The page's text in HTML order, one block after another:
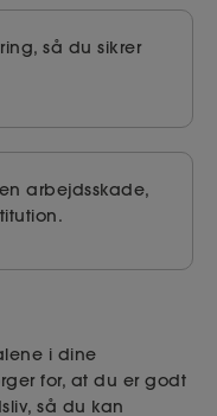
så du sikrer
arbejdsskade,
i dine
for, at du er godt
så du kan